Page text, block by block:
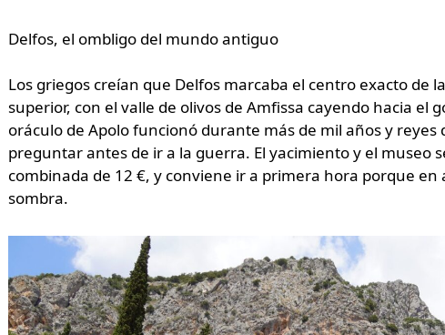
Delfos, el ombligo del mundo antiguo
Los griegos creían que Delfos marcaba el centro exacto de
superior, con el valle de olivos de Amfissa cayendo hacia el
oráculo de Apolo funcionó durante más de mil años y
preguntar antes de ir a la guerra. El yacimiento y el museo
combinada de 12 €, y conviene ir a primera hora porque en
sombra.